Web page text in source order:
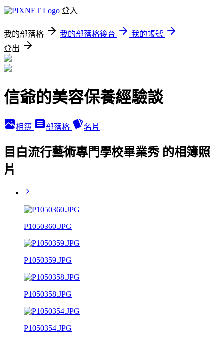
登入
我的部落格 我的部落格後台
我的帳號
登出
信爺的美容保養經驗談
相簿 部落格 名片
目白流行藝術專門學校畢業秀 的相簿照
片
P1050360.JPG
P1050359.JPG
P1050358.JPG
P1050354.JPG